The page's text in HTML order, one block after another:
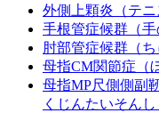
外側上顆炎（テニ
手根管症候群（手
肘部管症候群（
母指CM関節症（
母指MP尺側側副
くじんたいそんし